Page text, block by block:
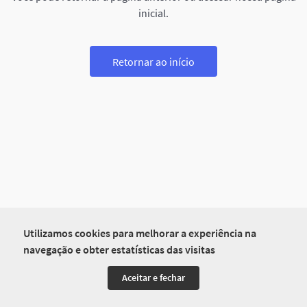
Utilizamos cookies para melhorar a experiência na
navegação e obter estatísticas das visitas
Aceitar e fechar
inicial.
Retornar ao início